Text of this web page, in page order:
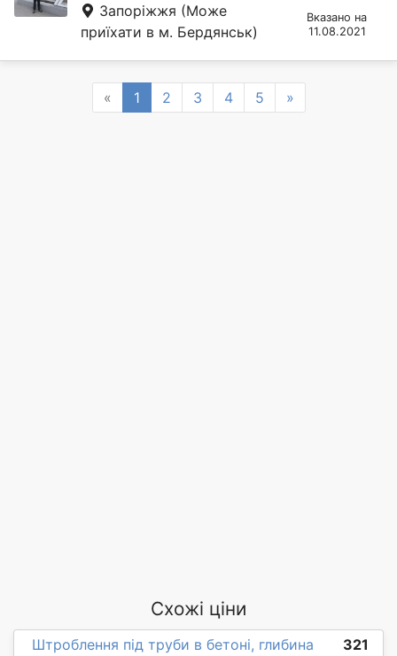
Запоріжжя (Може
приїхати в м. Бердянськ)
Вказано на
11.08.2021
« Previous
1 2 3 4 5 »Next
Схожі ціни
Штроблення під труби в бетоні, глибина
321